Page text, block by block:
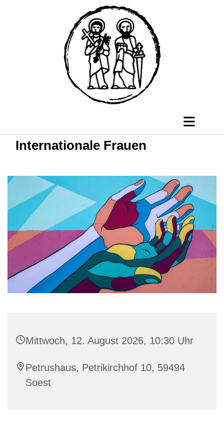
Internationale Frauen
Mittwoch, 12. August 2026, 10:30 Uhr
Petrushaus, Petrikirchhof 10, 59494
Soest